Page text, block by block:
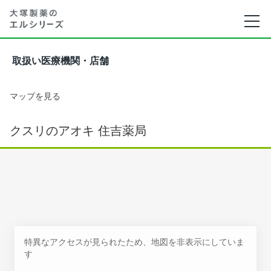
取扱い医療機関・店舗
マップを見る
クスリのアオキ 住吉薬局
特異なアクセスが見られたため、地図を非表示にしていま
す